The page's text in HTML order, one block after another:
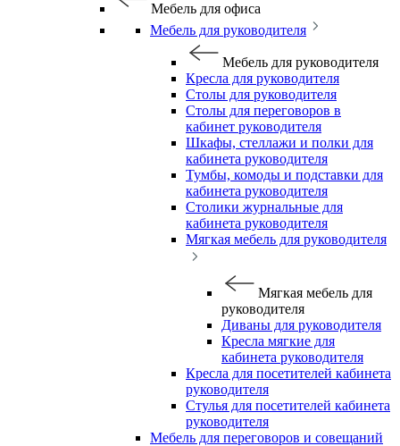
Мебель для офиса
Мебель для руководителя
Мебель для руководителя
Кресла для руководителя
Столы для руководителя
Столы для переговоров в
кабинет руководителя
Шкафы, стеллажи и полки для
кабинета руководителя
Тумбы, комоды и подставки для
кабинета руководителя
Столики журнальные для
кабинета руководителя
Мягкая мебель для руководителя
Мягкая мебель для
руководителя
Диваны для руководителя
Кресла мягкие для
кабинета руководителя
Кресла для посетителей кабинета
руководителя
Стулья для посетителей кабинета
руководителя
Мебель для переговоров и совещаний